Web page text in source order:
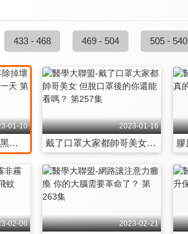
433 - 468 469 - 504 505 - 540
01-10
新的一年除掉壞習慣 黑肉底也有變白的一天 第256集
2023-01-16
戴了口罩大家都帥哥美女 但脫口罩後的你還能看嗎？ 第257集
02-06 2023-02-21